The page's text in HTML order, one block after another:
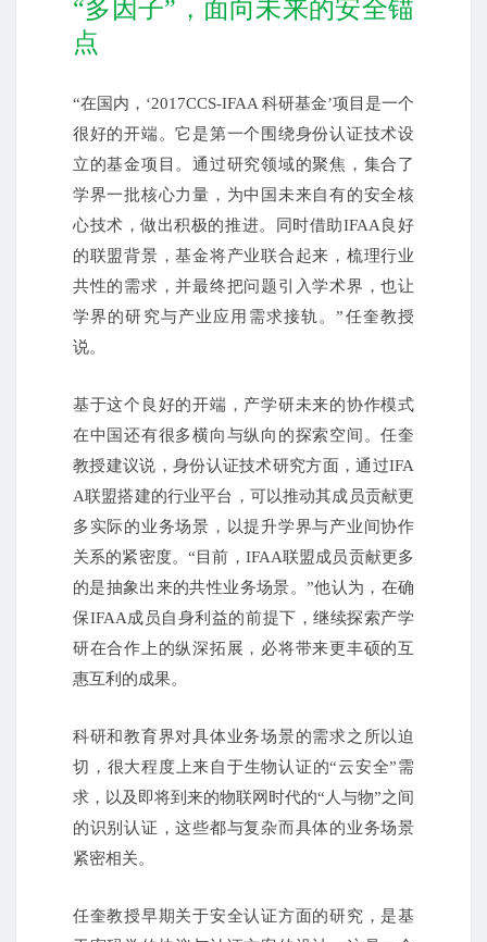
“多因子”，面向未来的安全锚
点
“在国内，‘2017CCS-IFAA 科研基金’项目是一个
很好的开端。它是第一个围绕身份认证技术设
立的基金项目。通过研究领域的聚焦，集合了
学界一批核心力量，为中国未来自有的安全核
心技术，做出积极的推进。同时借助IFAA良好
的联盟背景，基金将产业联合起来，梳理行业
共性的需求，并最终把问题引入学术界，也让
学界的研究与产业应用需求接轨。”任奎教授
说。
基于这个良好的开端，产学研未来的协作模式
在中国还有很多横向与纵向的探索空间。任奎
教授建议说，身份认证技术研究方面，通过IFA
A联盟搭建的行业平台，可以推动其成员贡献更
多实际的业务场景，以提升学界与产业间协作
关系的紧密度。“目前，IFAA联盟成员贡献更多
的是抽象出来的共性业务场景。”他认为，在确
保IFAA成员自身利益的前提下，继续探索产学
研在合作上的纵深拓展，必将带来更丰硕的互
惠互利的成果。
科研和教育界对具体业务场景的需求之所以迫
切，很大程度上来自于生物认证的“云安全”需
求，以及即将到来的物联网时代的“人与物”之间
的识别认证，这些都与复杂而具体的业务场景
紧密相关。
任奎教授早期关于安全认证方面的研究，是基